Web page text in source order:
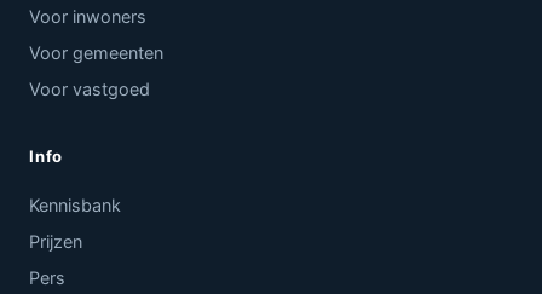
Voor inwoners
Voor gemeenten
Voor vastgoed
Info
Kennisbank
Prijzen
Pers